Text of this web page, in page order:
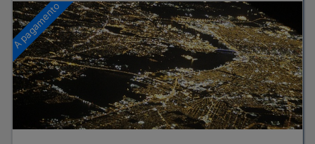
A pagamento